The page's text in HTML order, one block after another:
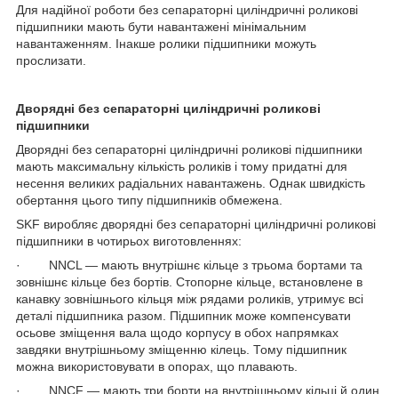
Для надійної роботи без сепараторні циліндричні роликові
підшипники мають бути навантажені мінімальним
навантаженням. Інакше ролики підшипники можуть
прослизати.
Дворядні без сепараторні циліндричні роликові
підшипники
Дворядні без сепараторні циліндричні роликові підшипники
мають максимальну кількість роликів і тому придатні для
несення великих радіальних навантажень. Однак швидкість
обертання цього типу підшипників обмежена.
SKF виробляє дворядні без сепараторні циліндричні роликові
підшипники в чотирьох виготовленнях:
· NNCL — мають внутрішнє кільце з трьома бортами та
зовнішнє кільце без бортів. Стопорне кільце, встановлене в
канавку зовнішнього кільця між рядами роликів, утримує всі
деталі підшипника разом. Підшипник може компенсувати
осьове зміщення вала щодо корпусу в обох напрямках
завдяки внутрішньому зміщенню кілець. Тому підшипник
можна використовувати в опорах, що плавають.
· NNCF — мають три борти на внутрішньому кільці й один